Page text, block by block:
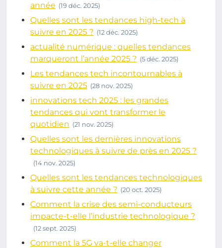
année (19 déc. 2025)
Quelles sont les tendances high-tech à
suivre en 2025 ? (12 déc. 2025)
actualité numérique : quelles tendances
marqueront l’année 2025 ? (5 déc. 2025)
Les tendances tech incontournables à
suivre en 2025 (28 nov. 2025)
innovations tech 2025 : les grandes
tendances qui vont transformer le
quotidien (21 nov. 2025)
Quelles sont les dernières innovations
technologiques à suivre de près en 2025 ?
(14 nov. 2025)
Quelles sont les tendances technologiques
à suivre cette année ? (20 oct. 2025)
Comment la crise des semi-conducteurs
impacte-t-elle l’industrie technologique ?
(12 sept. 2025)
Comment la 5G va-t-elle changer